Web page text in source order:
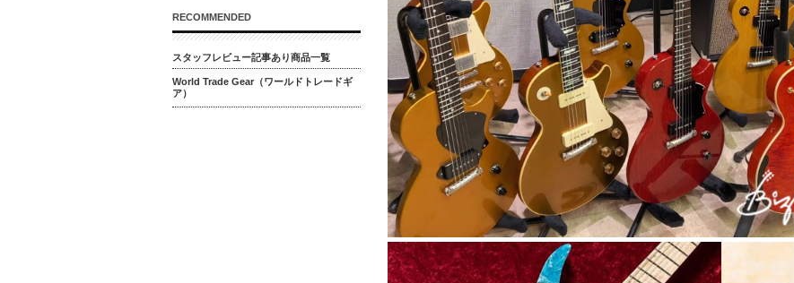
RECOMMENDED
スタッフレビュー記事あり商品一覧
World Trade Gear（ワールドトレードギ
ア）